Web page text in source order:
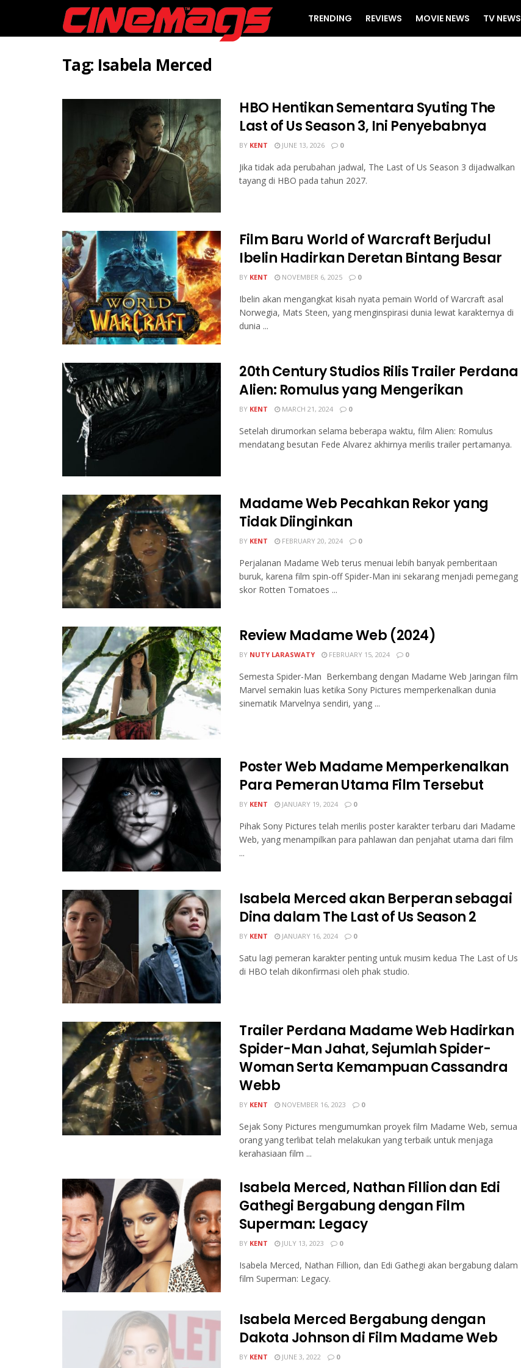
TRENDING REVIEWS MOVIE NEWS TV NEWS
Tag: Isabela Merced
HBO Hentikan Sementara Syuting The
Last of Us Season 3, Ini Penyebabnya
BY KENT JUNE 13, 2026 0
Jika tidak ada perubahan jadwal, The Last of Us Season 3 dijadwalkan
tayang di HBO pada tahun 2027.
Film Baru World of Warcraft Berjudul
Ibelin Hadirkan Deretan Bintang Besar
BY KENT NOVEMBER 6, 2025 0
Ibelin akan mengangkat kisah nyata pemain World of Warcraft asal
Norwegia, Mats Steen, yang menginspirasi dunia lewat karakternya di
dunia ...
20th Century Studios Rilis Trailer Perdana
Alien: Romulus yang Mengerikan
BY KENT MARCH 21, 2024 0
Setelah dirumorkan selama beberapa waktu, film Alien: Romulus
mendatang besutan Fede Alvarez akhirnya merilis trailer pertamanya.
Madame Web Pecahkan Rekor yang
Tidak Diinginkan
BY KENT FEBRUARY 20, 2024 0
Perjalanan Madame Web terus menuai lebih banyak pemberitaan
buruk, karena film spin-off Spider-Man ini sekarang menjadi pemegang
skor Rotten Tomatoes ...
Review Madame Web (2024)
BY NUTY LARASWATY FEBRUARY 15, 2024 0
Semesta Spider-Man Berkembang dengan Madame Web Jaringan film
Marvel semakin luas ketika Sony Pictures memperkenalkan dunia
sinematik Marvelnya sendiri, yang ...
Poster Web Madame Memperkenalkan
Para Pemeran Utama Film Tersebut
BY KENT JANUARY 19, 2024 0
Pihak Sony Pictures telah merilis poster karakter terbaru dari Madame
Web, yang menampilkan para pahlawan dan penjahat utama dari film
...
Isabela Merced akan Berperan sebagai
Dina dalam The Last of Us Season 2
BY KENT JANUARY 16, 2024 0
Satu lagi pemeran karakter penting untuk musim kedua The Last of Us
di HBO telah dikonfirmasi oleh phak studio.
Trailer Perdana Madame Web Hadirkan
Spider-Man Jahat, Sejumlah Spider-
Woman Serta Kemampuan Cassandra
Webb
BY KENT NOVEMBER 16, 2023 0
Sejak Sony Pictures mengumumkan proyek film Madame Web, semua
orang yang terlibat telah melakukan yang terbaik untuk menjaga
kerahasiaan film ...
Isabela Merced, Nathan Fillion dan Edi
Gathegi Bergabung dengan Film
Superman: Legacy
BY KENT JULY 13, 2023 0
Isabela Merced, Nathan Fillion, dan Edi Gathegi akan bergabung dalam
film Superman: Legacy.
Isabela Merced Bergabung dengan
Dakota Johnson di Film Madame Web
BY KENT JUNE 3, 2022 0